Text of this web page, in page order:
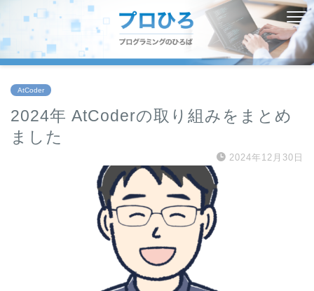
AtCoder
2024年 AtCoderの取り組みをまとめ
ました
2024年12月30日